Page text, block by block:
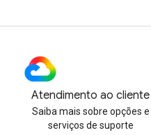
Atendimento ao cliente
Saiba mais sobre opções e
serviços de suporte